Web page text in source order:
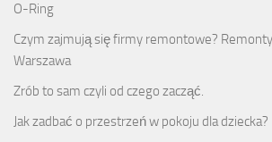
O-Ring
Czym zajmują się firmy remontowe?
Warszawa
Zrób to sam czyli od czego zacząć.
Jak zadbać o przestrzeń w pokoju dla dziecka?